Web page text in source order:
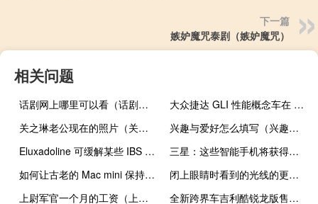
下一篇
嫉妒魔咒泰剧（嫉妒魔咒）
相关问题
话剧网上哪里可以看（话剧网）
大众捷达 GLI 性能概念车在 SEMA 2022 上大放异彩
关之琳老公现在的照片（关之琳老公）
兴趣与爱好怎么填写（兴趣与爱好）
Eluxadoline 可缓解某些 IBS 患者的疼痛和腹泻
三星：这些智能手机将获得基于Android 13的One UI 5.0界面
如何让古老的 Mac mini 保持运行
闭上眼睛时看到的光线的更好地图可以改善仿生眼效果
上尉军官一个月的工资（上尉是什么级别）
全新跨界车吉利酷锐龙版售价1.1万美元